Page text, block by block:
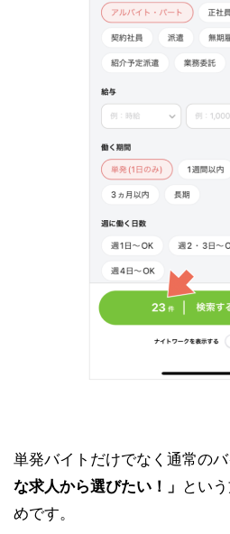
単発バイトだけでなく通常の
な求人から選びたい！」 とい
めです。